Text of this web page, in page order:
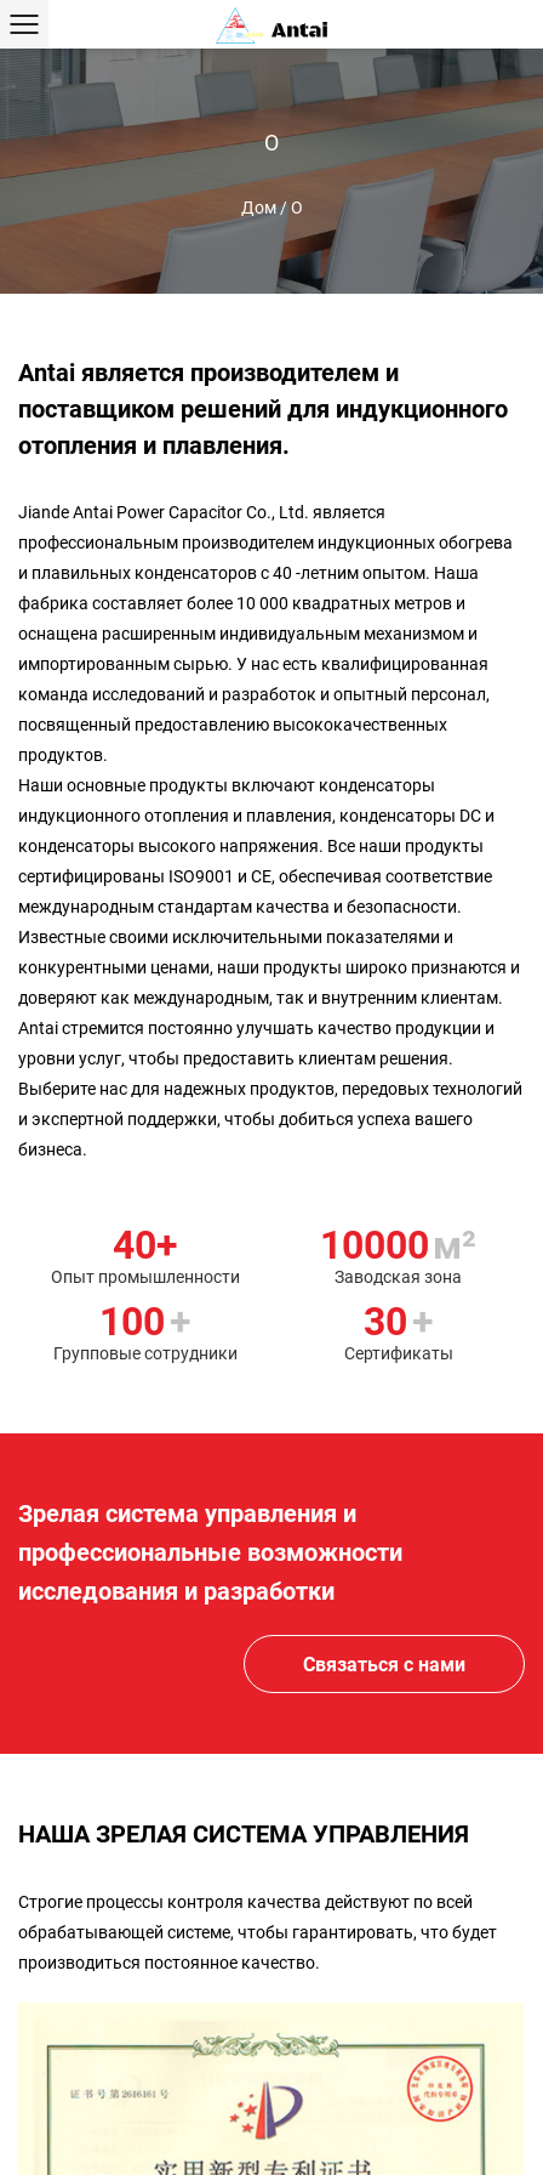
О
Дом/О
Antai является производителем и
поставщиком решений для индукционного
отопления и плавления.
Jiande Antai Power Capacitor Co., Ltd. является
профессиональным производителем индукционных обогрева
и плавильных конденсаторов с 40 -летним опытом. Наша
фабрика составляет более 10 000 квадратных метров и
оснащена расширенным индивидуальным механизмом и
импортированным сырью. У нас есть квалифицированная
команда исследований и разработок и опытный персонал,
посвященный предоставлению высококачественных
продуктов.
Наши основные продукты включают конденсаторы
индукционного отопления и плавления, конденсаторы DC и
конденсаторы высокого напряжения. Все наши продукты
сертифицированы ISO9001 и CE, обеспечивая соответствие
международным стандартам качества и безопасности.
Известные своими исключительными показателями и
конкурентными ценами, наши продукты широко признаются и
доверяют как международным, так и внутренним клиентам.
Antai стремится постоянно улучшать качество продукции и
уровни услуг, чтобы предоставить клиентам решения.
Выберите нас для надежных продуктов, передовых технологий
и экспертной поддержки, чтобы добиться успеха вашего
бизнеса.
40+
Опыт промышленности
10000м²
Заводская зона
100+
Групповые сотрудники
30+
Сертификаты
Зрелая система управления и
профессиональные возможности
исследования и разработки
Связаться с нами
НАША ЗРЕЛАЯ СИСТЕМА УПРАВЛЕНИЯ
Строгие процессы контроля качества действуют по всей
обрабатывающей системе, чтобы гарантировать, что будет
производиться постоянное качество.